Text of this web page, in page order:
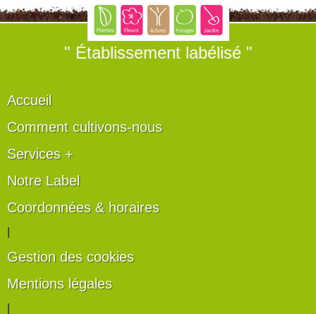
" Établissement labélisé "
Accueil
Comment cultivons-nous
Services +
Notre Label
Coordonnées & horaires
Gestion des cookies
Mentions légales